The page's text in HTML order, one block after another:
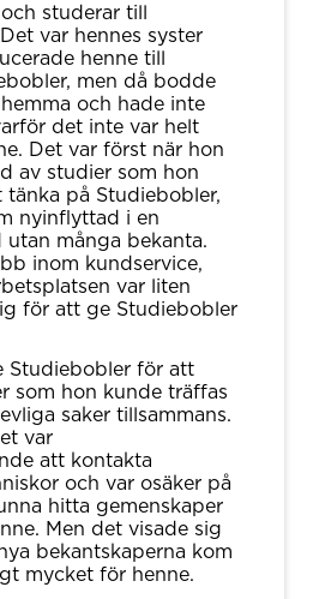
studerar till
var hennes syster
henne till
men då bodde
och hade inte
det inte var helt
Det var först när hon
av studier som hon
på Studiebobler,
nyinflyttad i en
många bekanta.
inom kundservice,
var liten
för att ge Studiebobler
Studiebobler för att
som hon kunde träffas
saker tillsammans.
var
att kontakta
och var osäker på
hitta gemenskaper
Men det visade sig
bekantskaperna kom
mycket för henne.